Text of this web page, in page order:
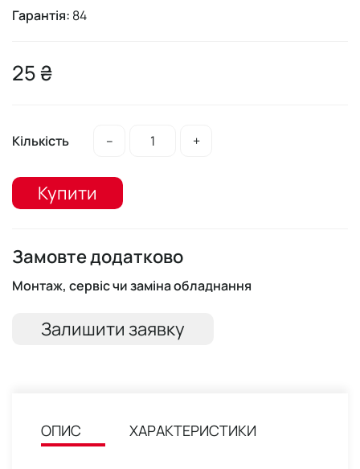
Гарантія: 84
25 ₴
Кількість – +
Купити
Замовте додатково
Монтаж, сервіс чи заміна обладнання
Залишити заявку
ОПИС ХАРАКТЕРИСТИКИ